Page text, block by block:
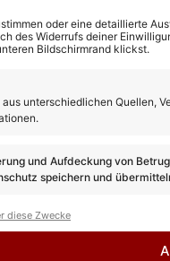
oder eine detaillierte
des Widerrufs deiner
Bildschirmrand klickst.
unterschiedlichen Quellen,
und Aufdeckung von
speichern und
diese Zwecke